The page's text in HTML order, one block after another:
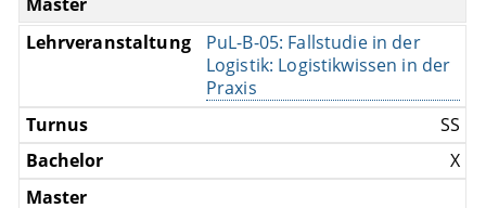
PuL-B-05: Fallstudie in der
Logistik: Logistikwissen in der
Praxis
SS
X